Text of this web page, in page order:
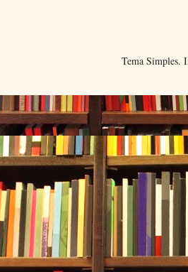
Tema Simples.